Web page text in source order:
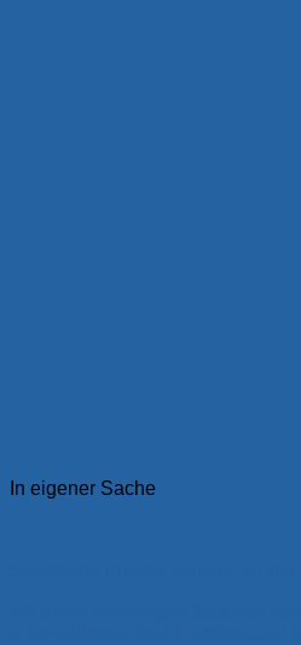
In eigener Sache